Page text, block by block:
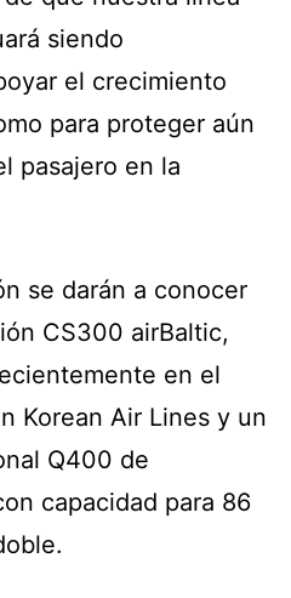
siendo
el crecimiento
para proteger aún
pasajero en la
se darán a conocer
CS300 airBaltic,
en el
Korean Air Lines y un
Q400 de
capacidad para 86